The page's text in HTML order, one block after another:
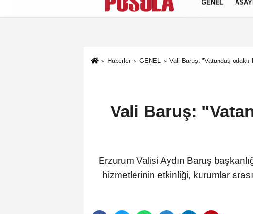
Künye İletişim Gizlilik Politikası
GENEL
Haberler GENEL Vali Baruş: "Vatandaş odaklı
Vali Baruş:
Erzurum Valisi Aydın Baruş
hizmetlerinin etkinliği, kurumlar